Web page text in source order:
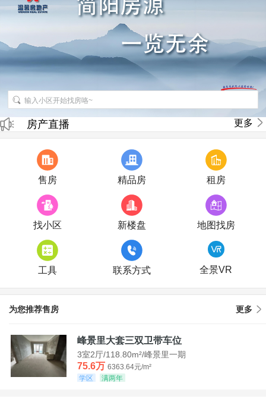
招聘房产销售经纪人
房产直播
更多
售房 精品房 租房
找小区 新楼盘 地图找房
工具 联系方式 全景VR
为您推荐售房 更多
峰景里大套三双卫带车位
3室2厅/118.80m²/峰景里一期
75.6万 6363.64元/m²
学区
满两年